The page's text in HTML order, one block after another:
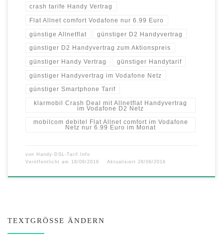
crash tarife Handy Vertrag
Flat Allnet comfort Vodafone nur 6.99 Euro
günstige Allnetflat günstiger D2 Handyvertrag
günstiger D2 Handyvertrag zum Aktionspreis
günstiger Handy Vertrag günstiger Handytarif
günstiger Handyvertrag im Vodafone Netz
günstiger Smartphone Tarif
klarmobil Crash Deal mit Allnetflat Handyvertrag
im Vodafone D2 Netz
mobilcom debitel Flat Allnet comfort im Vodafone
Netz nur 6.99 Euro im Monat
von Handy-DSL-Tarif.Info
Veröffentlicht am
18/06/2016 Aktualisiert 26/06/2016
TEXTGRÖSSE ÄNDERN